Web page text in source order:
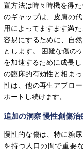
置方法は時々時機を得
のギャップは、皮膚の
用によってますます満
容易にするために、自
とします。 困難な傷の
を加速するために成長
の臨床的有効性と相ま
性は、他の再生アプロ
ポートし続けます。
追加の洞察 慢性創傷治
慢性的な傷は、特に糖
を持つ人口の間で重要